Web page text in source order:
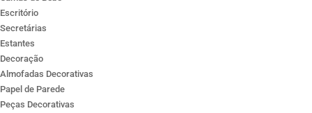
Escritório
Secretárias
Estantes
Decoração
Almofadas Decorativas
Papel de Parede
Peças Decorativas